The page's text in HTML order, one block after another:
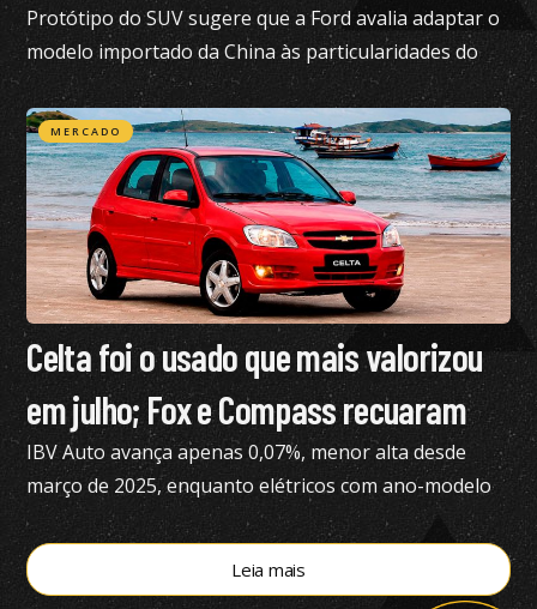
Protótipo do SUV sugere que a Ford avalia adaptar o
modelo importado da China às particularidades do
mercado brasileiro
MERCADO
Celta foi o usado que mais valorizou
em julho; Fox e Compass recuaram
IBV Auto avança apenas 0,07%, menor alta desde
março de 2025, enquanto elétricos com ano-modelo
2023 desvalorizam 46,15%
Leia mais